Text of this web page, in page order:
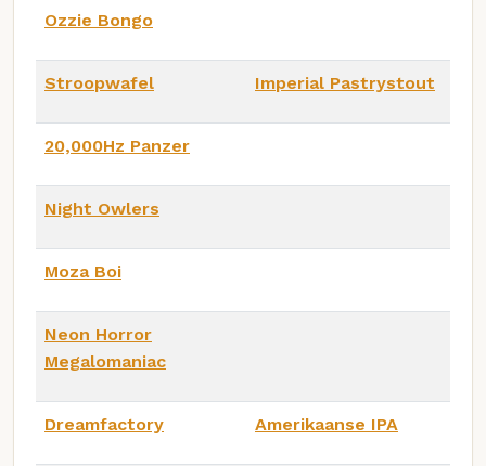
Ozzie Bongo
Stroopwafel Imperial Pastrystout
20,000Hz Panzer
Night Owlers
Moza Boi
Neon Horror
Megalomaniac
Dreamfactory Amerikaanse IPA